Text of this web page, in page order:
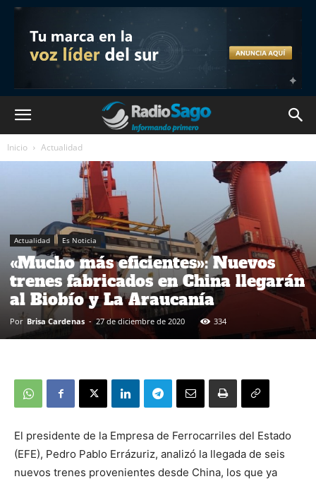
Inicio Actualidad
Actualidad Es Noticia
«Mucho más eficientes»: Nuevos
trenes fabricados en China llegarán
al Biobío y La Araucanía
Por Brisa Cardenas - 27 de diciembre de 2020 334
El presidente de la Empresa de Ferrocarriles del Estado
(EFE), Pedro Pablo Errázuriz, analizó la llegada de seis
nuevos trenes provenientes desde China, los que ya